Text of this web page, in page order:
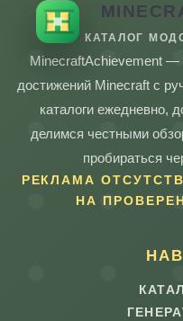
КАТАЛОГ
MinecraftAchievement —
достижений Minecraft с
каталоги ежедневно,
делимся честными
пробираться
РЕКЛАМА
НА